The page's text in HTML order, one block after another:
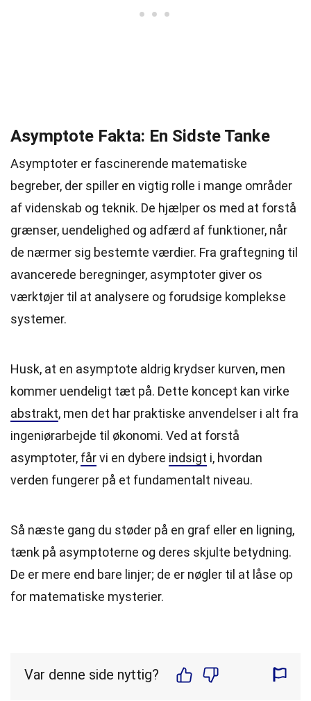
Asymptote Fakta: En Sidste Tanke
Asymptoter er fascinerende matematiske
begreber, der spiller en vigtig rolle i mange områder
af videnskab og teknik. De hjælper os med at forstå
grænser, uendelighed og adfærd af funktioner, når
de nærmer sig bestemte værdier. Fra graftegning til
avancerede beregninger, asymptoter giver os
værktøjer til at analysere og forudsige komplekse
systemer.
Husk, at en asymptote aldrig krydser kurven, men
kommer uendeligt tæt på. Dette koncept kan virke
abstrakt, men det har praktiske anvendelser i alt fra
ingeniørarbejde til økonomi. Ved at forstå
asymptoter, fårvi en dybere indsigt i, hvordan
verden fungerer på et fundamentalt niveau.
Så næste gang du støder på en graf eller en ligning,
tænk på asymptoterne og deres skjulte betydning.
De er mere end bare linjer; de er nøgler til at låse op
for matematiske mysterier.
Var denne side nyttig?